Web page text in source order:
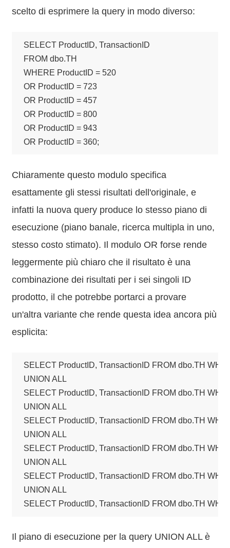
scelto di esprimere la query in modo diverso:
SELECT ProductID, TransactionID
FROM dbo.TH
WHERE ProductID = 520
OR ProductID = 723
OR ProductID = 457
OR ProductID = 800
OR ProductID = 943
OR ProductID = 360;
Chiaramente questo modulo specifica
esattamente gli stessi risultati dell'originale, e
infatti la nuova query produce lo stesso piano di
esecuzione (piano banale, ricerca multipla in uno,
stesso costo stimato). Il modulo OR forse rende
leggermente più chiaro che il risultato è una
combinazione dei risultati per i sei singoli ID
prodotto, il che potrebbe portarci a provare
un'altra variante che rende questa idea ancora più
esplicita:
SELECT ProductID, TransactionID FROM dbo.TH
UNION ALL
SELECT ProductID, TransactionID FROM dbo.TH
UNION ALL
SELECT ProductID, TransactionID FROM dbo.TH
UNION ALL
SELECT ProductID, TransactionID FROM dbo.TH
UNION ALL
SELECT ProductID, TransactionID FROM dbo.TH
UNION ALL
SELECT ProductID, TransactionID FROM dbo.TH
Il piano di esecuzione per la query UNION ALL è